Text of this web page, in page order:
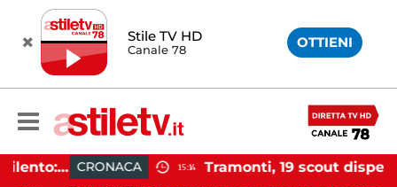
Stile TV HD
Canale 78 OTTIENI
Incidente agricolo nel Cilento: trattore si ribalta, muore 71enne CRONACA 15:14